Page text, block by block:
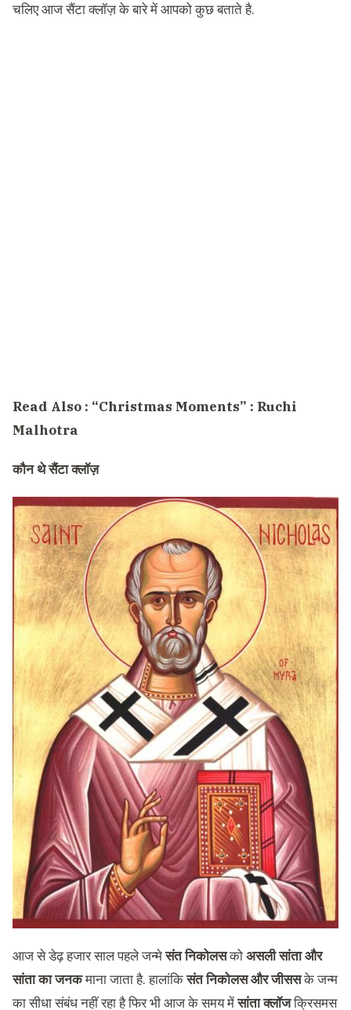
चलिए आज सैंटा क्लॉज़ के बारे में आपको कुछ बताते है.
Read Also : “Christmas Moments” : Ruchi
Malhotra
कौन थे सैंटा क्लॉज़
आज से डेढ़ हजार साल पहले जन्मेसंत निकोलसकोअसली सांता और
सांता का जनकमाना जाता है. हालांकिसंत निकोलस और जीससके जन्म
का सीधा संबंध नहीं रहा है फिर भी आज के समय मेंसांता क्लॉजक्रिसमस